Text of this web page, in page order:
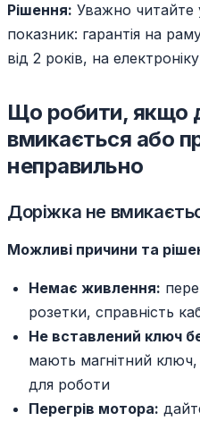
Рішення: Уважно читайте
показник: гарантія на
від 2 років, на
Що робити, якщо
вмикається або
неправильно
Доріжка не
Можливі причини та
Немає живлення:
розетки, справність
Не вставлений ключ
мають магнітний
для роботи
Перегрів мотора: